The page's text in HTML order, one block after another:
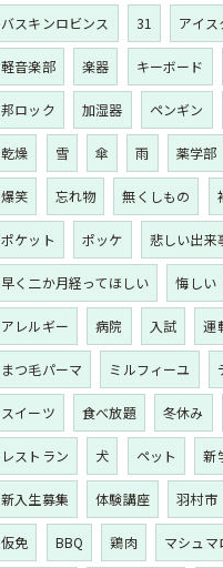
バスキンロビンス 31 アイス
軽音楽部 楽器 キーボード
邦ロック 加湿器 ペンギン
乾燥 雪 傘 雨 薬学部
爆笑 忘れ物 無くしもの
ポケット ポッケ 悲しい出来
早く二か月経ってほしい 悔しい
アレルギー 病院 入試 運
まつ毛パーマ ミルフィーユ
スイーツ 食べ放題 冬休み
レストラン 犬 ペット 新
新入生募集 体験講座 羽村市
仮免 BBQ 鶏肉 マシュマ